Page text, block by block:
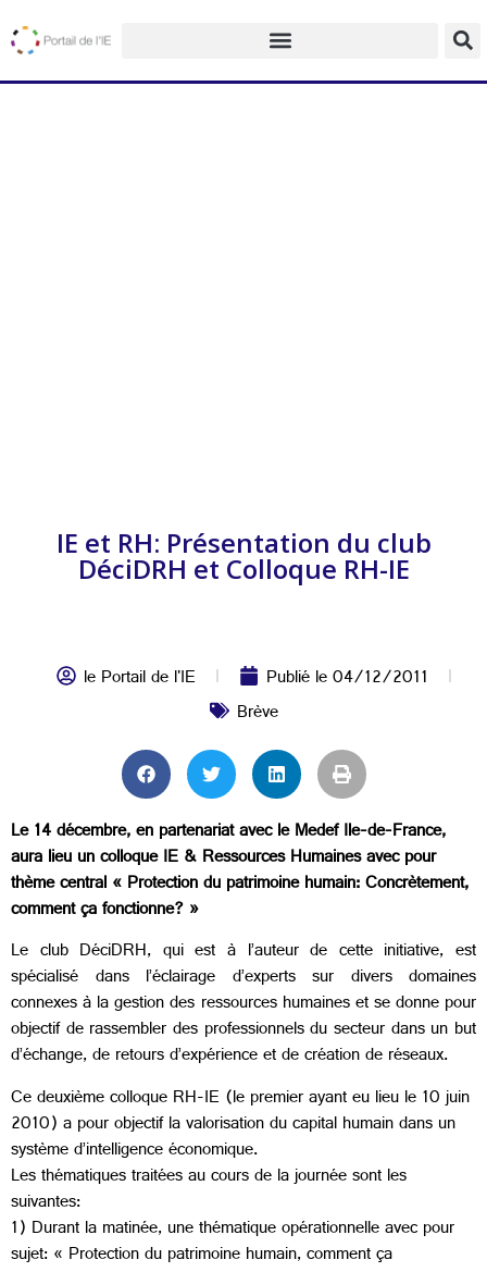
IE et RH: Présentation du club
DéciDRH et Colloque RH-IE
le Portail de l'IE Publié le04/12/2011
Brève
Le 14 décembre, en partenariat avec le Medef Ile-de-France,
aura lieu un colloque IE & Ressources Humaines avec pour
thème central « Protection du patrimoine humain: Concrètement,
comment ça fonctionne? »
Le club DéciDRH, qui est à l’auteur de cette initiative, est
spécialisé dans l’éclairage d’experts sur divers domaines
connexes à la gestion des ressources humaines et se donne pour
objectif de rassembler des professionnels du secteur dans un but
d’échange, de retours d’expérience et de création de réseaux.
Ce deuxième colloque RH-IE (le premier ayant eu lieu le 10 juin
2010) a pour objectif la valorisation du capital humain dans un
système d’intelligence économique.
Les thématiques traitées au cours de la journée sont les
suivantes:
1) Durant la matinée, une thématique opérationnelle avec pour
sujet: « Protection du patrimoine humain, comment ça